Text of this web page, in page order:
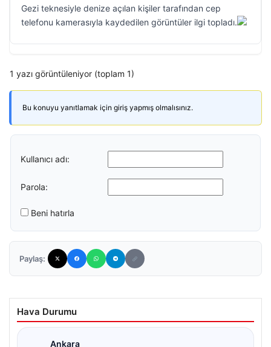
Gezi teknesiyle denize açılan kişiler tarafından cep
telefonu kamerasıyla kaydedilen görüntüler ilgi topladı.
1 yazı görüntüleniyor (toplam 1)
Bu konuyu yanıtlamak için giriş yapmış olmalısınız.
Kullanıcı adı:
Parola:
Beni hatırla
Paylaş:
Hava Durumu
Ankara